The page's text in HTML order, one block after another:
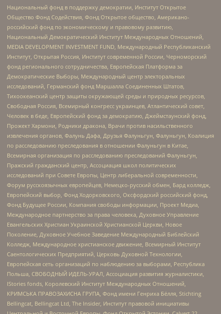
Национальный фонд в поддержку демократии, Институт Открытое
Общество Фонд Содействия, Фонд Открытое общество, Американо-
российский фонд по экономическому и правовому развитию,
Национальный Демократический Институт Международных Отношений,
MEDIA DEVELOPMENT INVESTMENT FUND, Международный Республиканский
Институт, Открытая Россия, Институт современной России, Черноморский
фонд регионального сотрудничества, Европейская Платформа за
Демократические Выборы, Международный центр электоральных
исследований, Германский фонд Маршалла Соединенных Штатов,
Тихоокеанский центр защиты окружающей среды и природных ресурсов,
Свободная Россия, Всемирный конгресс украинцев, Атлантический совет,
Человек в беде, Европейский фонд за демократию, Джеймстаунский фонд,
Прожект Хармони, Родники дракона, Врачи против насильственного
извлечения органов, Фалунь Дафа, Друзья Фалуньгун, Фалуньгун, Коалиция
по расследованию преследования в отношении Фалуньгун в Китае,
Всемирная организация по расследованию преследований Фалуньгун,
Пражский гражданский центр, Ассоциация школ политических
исследований при Совете Европы, Центр либеральной современности,
Форум русскоязычных европейцев, Немецко-русский обмен, Бард колледж,
Европейский выбор, Фонд Ходорковского, Оксфордский российский фонд,
Фонд Будущее России, Компания свободы информации, Проект Медиа,
Международное партнерство за права человека, Духовное Управление
Евангельских Христиан Украинской Христианской Церкви, Новое
Поколение, Духовное Учебное Заведение Международный Библейский
Колледж, Международное христианское движение, Всемирный Институт
Саентологических Предприятий, Церковь Духовной Технологии,
Европейская сеть организаций по наблюдению за выборами, Республика
Польша, СВОБОДНЫЙ ИДЕЛЬ-УРАЛ, Ассоциация развития журналистики,
IStories fonds, Королевский Институт Международных Отношений,
КРИМСЬКА ПРАВОЗАХИСНА ГРУПА, Фонд имени Генриха Бёлля, Stichting
Bellingcat, Bellingcat Ltd, The Insider, Институт правовой инициативы